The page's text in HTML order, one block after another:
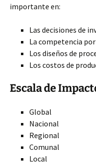
importante en:
Las decisiones de
La competencia
Los diseños de
Los costos de
Escala de
Global
Nacional
Regional
Comunal
Local